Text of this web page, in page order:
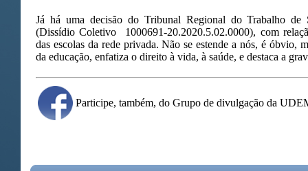
Já há uma decisão do Tribunal Regional do Trabalho de
(Dissídio Coletivo 1000691-20.2020.5.02.0000), com
das escolas da rede privada. Não se estende a nós, é óbvio,
da educação, enfatiza o direito à vida, à saúde, e destaca a
Participe, também, do Grupo de divulgação da